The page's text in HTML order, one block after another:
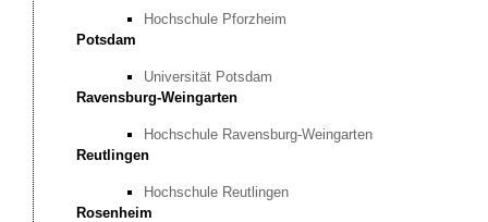
Hochschule Pforzheim
Potsdam
Universität Potsdam
Ravensburg-Weingarten
Hochschule Ravensburg-Weingarten
Reutlingen
Hochschule Reutlingen
Rosenheim